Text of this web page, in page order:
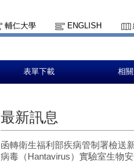
輔仁大學 ENGLISH
表單下載 相
最新訊息
函轉衛生福利部疾病管制署檢送
病毒（Hantavirus）實驗室生物安